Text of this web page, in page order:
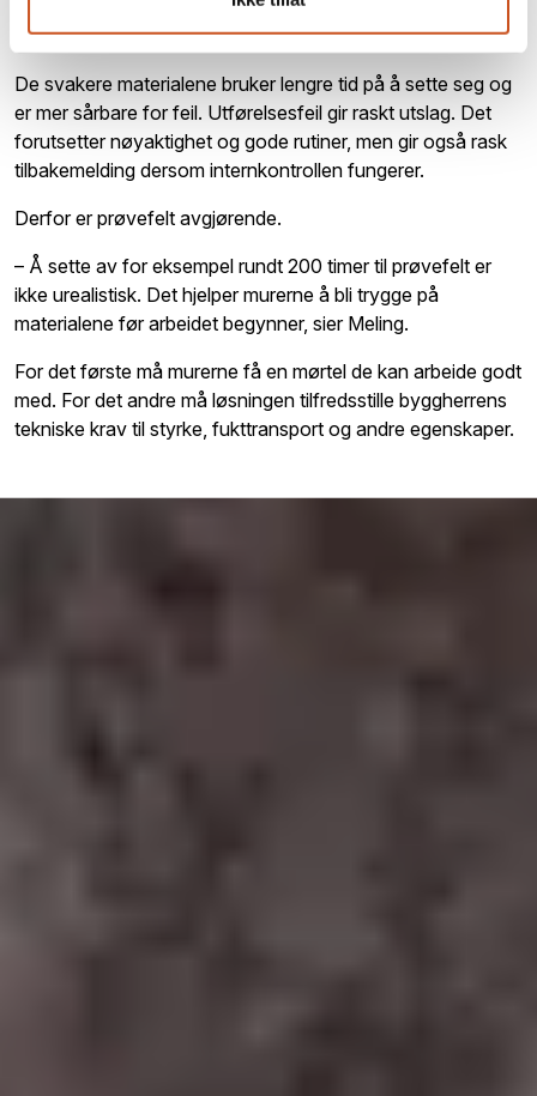
De svakere materialene bruker lengre tid på å sette seg og
er mer sårbare for feil. Utførelsesfeil gir raskt utslag. Det
forutsetter nøyaktighet og gode rutiner, men gir også rask
tilbakemelding dersom internkontrollen fungerer.
Derfor er prøvefelt avgjørende.
– Å sette av for eksempel rundt 200 timer til prøvefelt er
ikke urealistisk. Det hjelper murerne å bli trygge på
materialene før arbeidet begynner, sier Meling.
For det første må murerne få en mørtel de kan arbeide godt
med. For det andre må løsningen tilfredsstille byggherrens
tekniske krav til styrke, fukttransport og andre egenskaper.